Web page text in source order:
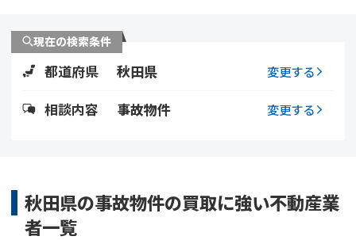
空き家
再建築不可
ゴミ屋敷
リースバック
不動産コラム
不動産売却
訳あり不動産
土地売却
現在の検索条件
都道府県 秋田県 変更する
相談内容 事故物件 変更する
秋田県の事故物件の買取に強い不動産業
者一覧